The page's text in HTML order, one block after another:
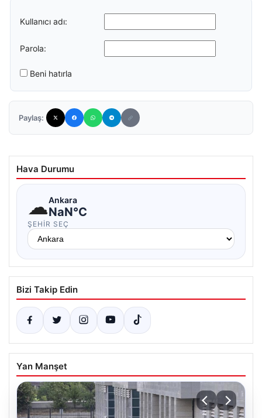
Kullanıcı adı:
Parola:
Beni hatırla
Paylaş:
Hava Durumu
☁Ankara
NaN°C
ŞEHIR SEÇ
Bizi Takip Edin
Yan Manşet